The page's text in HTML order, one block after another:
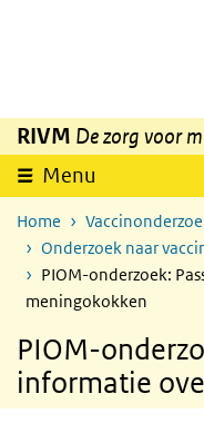
Overslaan en naar de
RIVM De zorg voor
Menu
Home
Onderzoek naar
PIOM-onderzoek:
meningokokken
PIOM-
informatie